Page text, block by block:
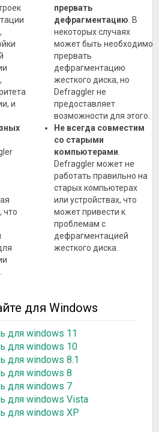
и
что
прервать
дефрагментацию . В
некоторых случаях
может быть необходимо
прервать
дефрагментацию
жесткого диска, но
Defraggler не
предоставляет
возможности для этого.
Не всегда совместим
со старыми
компьютерами
Defraggler может не
работать правильно на
старых компьютерах
или устройствах, что
может привести к
проблемам с
дефрагментацией
жесткого диска.
для Windows
для windows 11
для windows 10
для windows 8.1
для windows 8
для windows 7
для windows Vista
для windows XP